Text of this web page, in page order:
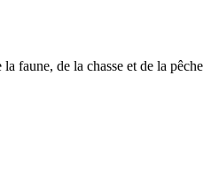
faune, de la chasse et de la pêche